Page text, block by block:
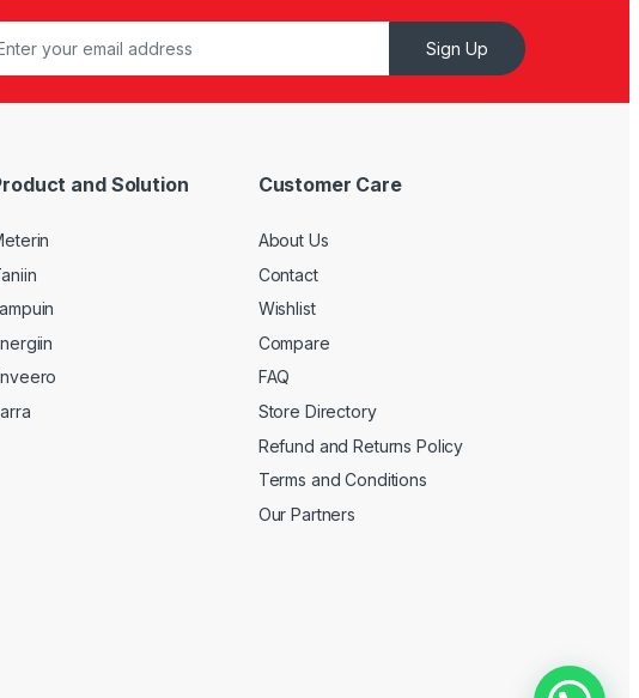
Sign Up
and Solution Customer Care
About Us
Contact
Wishlist
Compare
FAQ
Store Directory
Refund and Returns Policy
Terms and Conditions
Our Partners